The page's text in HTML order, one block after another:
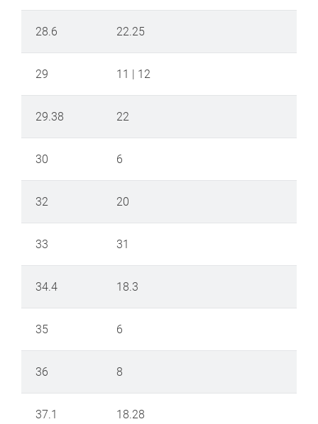
28.6 22.25
29 11 | 12
29.38 22
30 6
32 20
33 31
34.4 18.3
35 6
36 8
37.1 18.28